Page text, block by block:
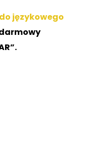
językowego